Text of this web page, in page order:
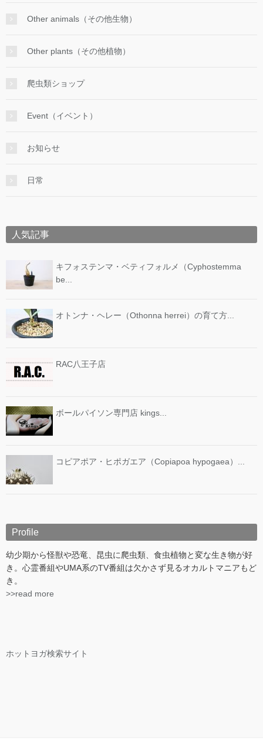
Other animals（その他生物）
Other plants（その他植物）
爬虫類ショップ
Event（イベント）
お知らせ
日常
人気記事
キフォステンマ・ベティフォルメ（Cyphostemma
be...
オトンナ・ヘレー（Othonna herrei）の育て方...
RAC八王子店
ボールパイソン専門店 kings...
コピアポア・ヒポガエア（Copiapoa hypogaea）...
Profile
幼少期から怪獣や恐竜、昆虫に爬虫類、食虫植物と変な生き物が好
き。心霊番組やUMA系のTV番組は欠かさず見るオカルトマニアもど
き。
>>read more
ホットヨガ検索サイト